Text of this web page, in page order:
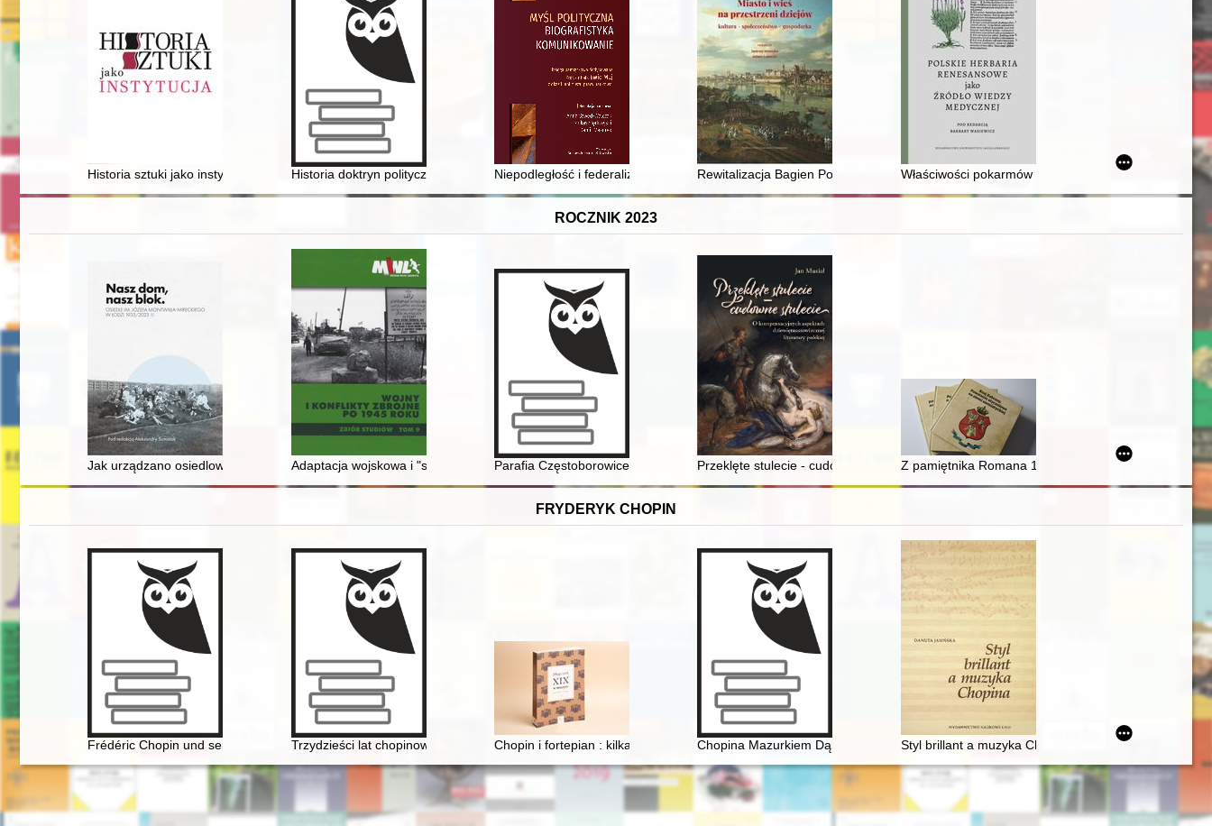
Historia sztuki jako instytucja : studia z historii sztukiHistoria doktryn politycznych i prawnych : (do XVIII wieku)Niepodległość i federalizm w polskiej myśli politycznej do 1939 roku : rozważania
Rewitalizacja Bagien Pontyjskich pod rządami Benito Mussoliniego
Właściwości pokarmów roślinnych w dziele "Bankiet
ROCZNIK 2023
Jak urządzano osiedlowe mieszkania? : postulaty a rzeczywistośćAdaptacja wojskowa i "sztuka operacyjna" talibów : kluczowe aspekty powodzenia militarnego afgańskiej rebelii
Parafia Częstoborowice na tle dziejów. T. 1Przeklęte stulecie - cudowne stulecie : o kompensacyjnych aspektach
Z pamiętnika Romana 1859-1863 : [fragment]
FRYDERYK CHOPIN
Frédéric Chopin und seine Zeit Trzydzieści lat chopinowskich festiwali w AntoninieChopin i fortepian : kilka uwag o relacji człowieka z przedmiotem
Chopina Mazurkiem Dąbrowskiego urzeczenieStyl brillant a muzyka Chopina